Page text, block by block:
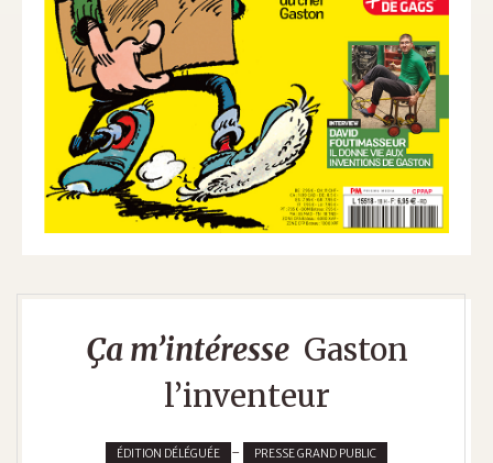
Ça m’intéresse Gaston
l’inventeur
ÉDITION DÉLÉGUÉE - PRESSE GRAND PUBLIC